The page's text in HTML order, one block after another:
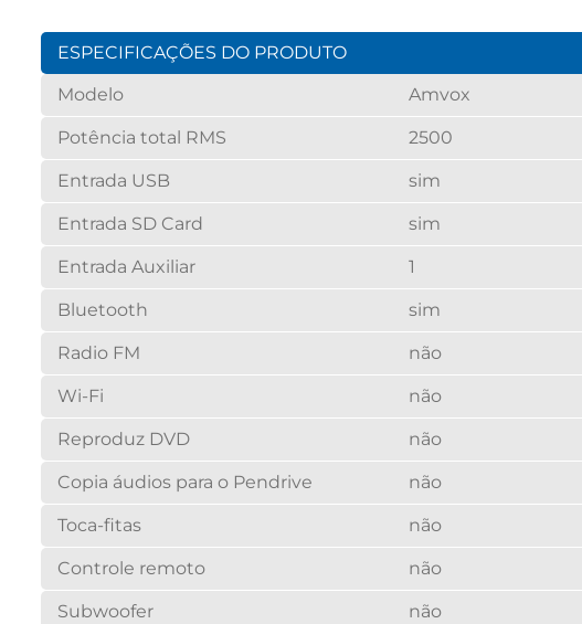
ESPECIFICAÇÕES DO PRODUTO
Modelo
Amvox
Potência total RMS 2500
Entrada USB sim
Entrada SD Card sim
Entrada Auxiliar 1
Bluetooth sim
Radio FM não
Wi-Fi não
Reproduz DVD não
Copia áudios para o Pendrive não
Toca-fitas não
Controle remoto não
Subwoofer não